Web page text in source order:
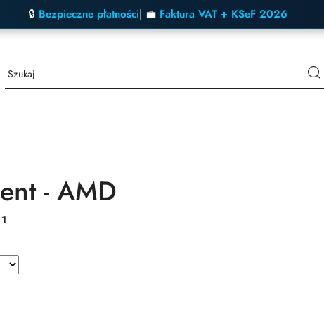
🔒 Bezpieczne płatności| 💼 Faktura VAT + KSeF 2026
- AMD
1